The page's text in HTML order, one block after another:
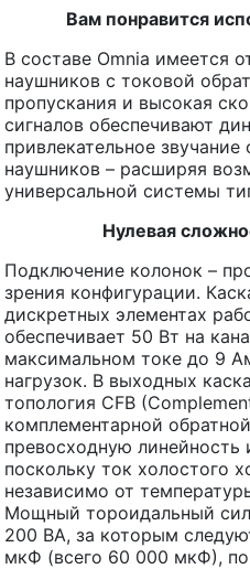
Вам понравится
В составе Omnia имеется
наушников с токовой
пропускания и высокая
сигналов обеспечивают
привлекательное
наушников – расширяя
универсальной системы
Нулевая
Подключение колонок –
зрения конфигурации.
дискретных элементах
обеспечивает 50 Вт на
максимальном токе до 9
нагрузок. В выходных
топология CFB
комплементарной
превосходную линейность
поскольку ток холостого
независимо от
Мощный тороидальный
200 ВА, за которым
мкФ (всего 60 000 мкФ),